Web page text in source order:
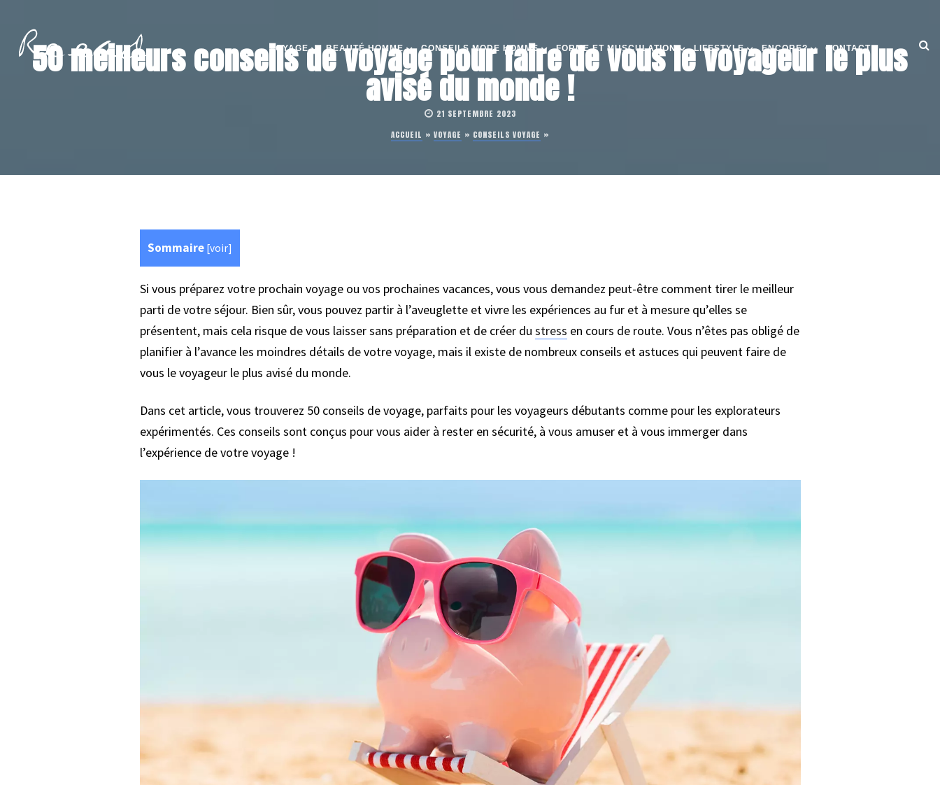
VOYAGE BEAUTÉ HOMME CONSEILS MODE HOMME FORME ET MUSCULATION LIFESTYLE ENCORE? CONTACT
50 meilleurs conseils de voyage pour faire de vous le voyageur le plus
avisé du monde !
21 SEPTEMBRE 2023
ACCUEIL » VOYAGE » CONSEILS VOYAGE »
Sommaire [voir]
Si vous préparez votre prochain voyage ou vos prochaines vacances, vous vous demandez peut-être comment tirer le meilleur
parti de votre séjour. Bien sûr, vous pouvez partir à l’aveuglette et vivre les expériences au fur et à mesure qu’elles se
présentent, mais cela risque de vous laisser sans préparation et de créer du stress en cours de route. Vous n’êtes pas obligé de
planifier à l’avance les moindres détails de votre voyage, mais il existe de nombreux conseils et astuces qui peuvent faire de
vous le voyageur le plus avisé du monde.
Dans cet article, vous trouverez 50 conseils de voyage, parfaits pour les voyageurs débutants comme pour les explorateurs
expérimentés. Ces conseils sont conçus pour vous aider à rester en sécurité, à vous amuser et à vous immerger dans
l’expérience de votre voyage !